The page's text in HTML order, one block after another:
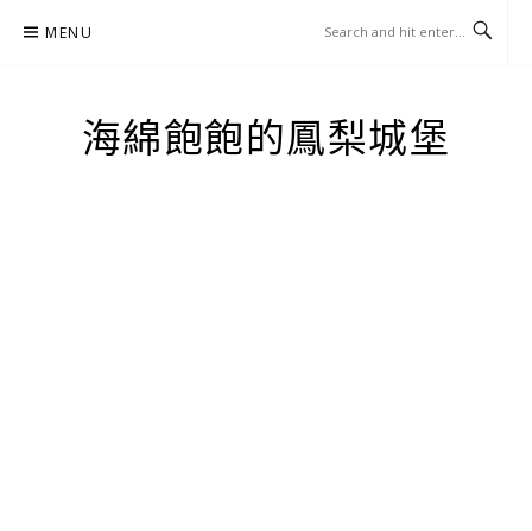
MENU
海綿飽飽的鳳梨城堡